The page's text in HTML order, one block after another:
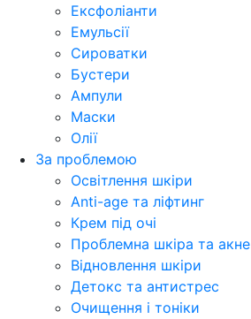
Ексфоліанти
Емульсії
Сироватки
Бустери
Ампули
Маски
Олії
За проблемою
Освітлення шкіри
Anti-age та ліфтинг
Крем під очі
Проблемна шкіра та акне
Відновлення шкіри
Детокс та антистрес
Очищення і тоніки